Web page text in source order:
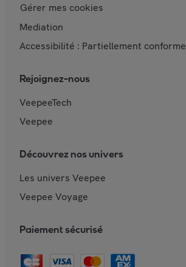
Gérer mes cookies
Mediation
Accessibilité : Partiellement conforme
Rejoignez-nous
VeepeeTech
Veepee
Découvrez nos univers
Les univers Veepee
Veepee Voyage
Paiement sécurisé